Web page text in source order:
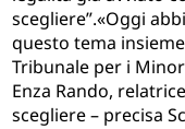
scegliere”.«Oggi
questo tema
Tribunale per i
Enza Rando,
scegliere – precisa